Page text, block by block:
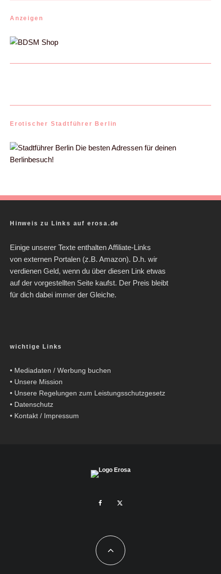
Anzeigen
Erotischer Stadtführer Berlin
Die besten Adressen für deinen
Berlinbesuch!
Hinweis zu Links auf erosa.de
Einige unserer Texte enthalten Affiliate-Links
von externen Portalen (z.B. Amazon). D.h. wir
verdienen Geld, wenn du über diesen Link etwas
auf der vorgestellten Seite kaufst. Der Preis bleibt
für dich dabei immer der Gleiche.
wichtige Links
• Mediadaten / Werbung buchen
• Unsere Mission
• Unsere Regelungen zum Leistungsschutzgesetz
• Datenschutz
• Kontakt / Impressum